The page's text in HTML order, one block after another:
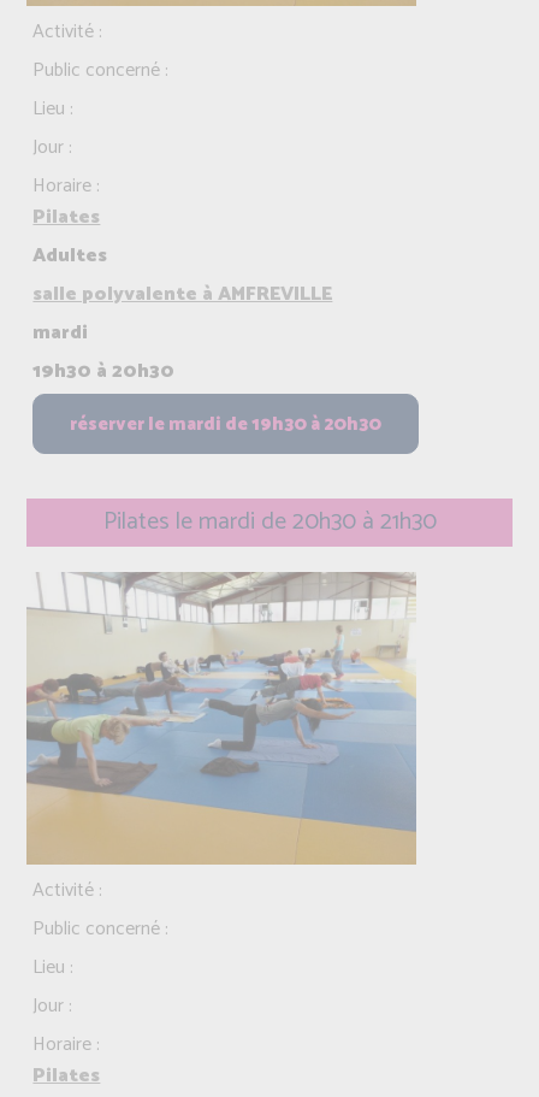
Activité :
Public concerné :
Lieu :
Jour :
Horaire :
Pilates
Adultes
salle polyvalente à AMFREVILLE
mardi
19h30 à 20h30
Pilates le mardi de 20h30 à 21h30
Activité :
Public concerné :
Lieu :
Jour :
Horaire :
Pilates